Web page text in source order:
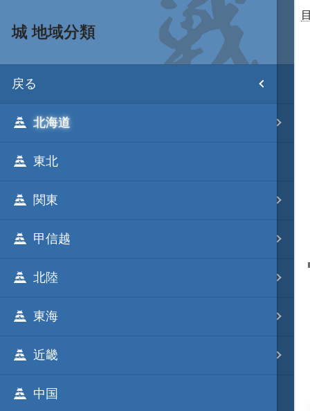
目次
武将 読み一覧
姫 読み一覧
家宝 分類一覧
城 地域分類
城 地域分類
戻る
北海道
東北
関東
甲信越
北陸
東海
近畿
中国
合戦 地域分類
事変 地域分類
逸話 分類一覧
戦国ニュース